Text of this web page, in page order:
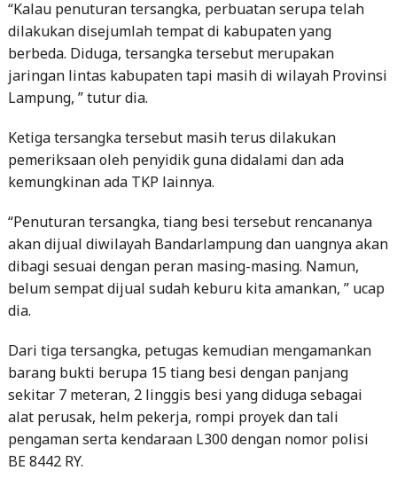
“Kalau penuturan tersangka, perbuatan serupa telah
dilakukan disejumlah tempat di kabupaten yang
berbeda. Diduga, tersangka tersebut merupakan
jaringan lintas kabupaten tapi masih di wilayah Provinsi
Lampung, ” tutur dia.
Ketiga tersangka tersebut masih terus dilakukan
pemeriksaan oleh penyidik guna didalami dan ada
kemungkinan ada TKP lainnya.
“Penuturan tersangka, tiang besi tersebut rencananya
akan dijual diwilayah Bandarlampung dan uangnya akan
dibagi sesuai dengan peran masing-masing. Namun,
belum sempat dijual sudah keburu kita amankan, ” ucap
dia.
Dari tiga tersangka, petugas kemudian mengamankan
barang bukti berupa 15 tiang besi dengan panjang
sekitar 7 meteran, 2 linggis besi yang diduga sebagai
alat perusak, helm pekerja, rompi proyek dan tali
pengaman serta kendaraan L300 dengan nomor polisi
BE 8442 RY.